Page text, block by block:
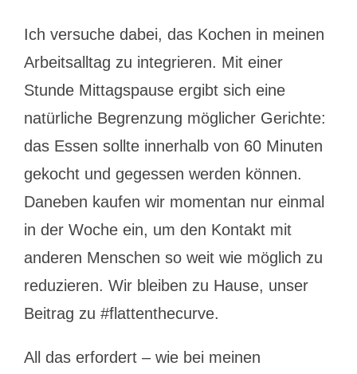
Ich versuche dabei, das Kochen in meinen
Arbeitsalltag zu integrieren. Mit einer
Stunde Mittagspause ergibt sich eine
natürliche Begrenzung möglicher Gerichte:
das Essen sollte innerhalb von 60 Minuten
gekocht und gegessen werden können.
Daneben kaufen wir momentan nur einmal
in der Woche ein, um den Kontakt mit
anderen Menschen so weit wie möglich zu
reduzieren. Wir bleiben zu Hause, unser
Beitrag zu #flattenthecurve.
All das erfordert – wie bei meinen